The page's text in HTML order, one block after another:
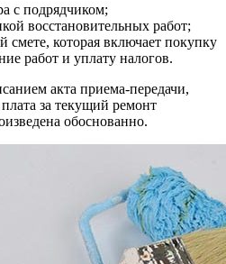
с подрядчиком;
восстановительных работ;
смете, которая включает покупку
работ и уплату налогов.
акта приема-передачи,
за текущий ремонт
обоснованно.